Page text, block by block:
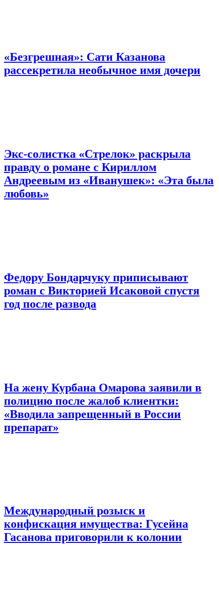
«Безгрешная»: Сати Казанова
рассекретила необычное имя дочери
Экс-солистка «Стрелок» раскрыла
правду о романе с Кириллом
Андреевым из «Иванушек»: «Эта была
любовь»
Федору Бондарчуку приписывают
роман с Викторией Исаковой спустя
год после развода
На жену Курбана Омарова заявили в
полицию после жалоб клиентки:
«Вводила запрещенный в России
препарат»
Международный розыск и
конфискация имущества: Гусейна
Гасанова приговорили к колонии